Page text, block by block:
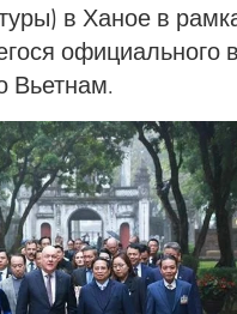
в Ханое в
официального
Вьетнам.